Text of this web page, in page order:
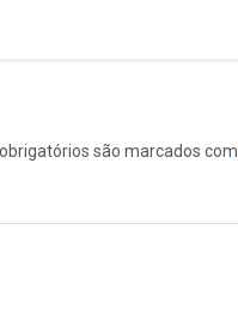
são marcados com